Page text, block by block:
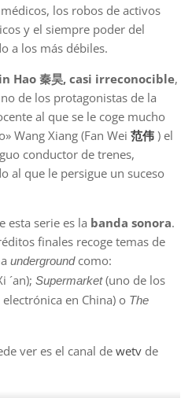
los robos de activos
y el siempre poder del
a los más débiles.
Hao 秦昊, casi irreconocible,
de los protagonistas de la
al que se le coge mucho
Wang Xiang (Fan Wei 范伟 ) el
conductor de trenes,
al que le persigue un suceso
esta serie es la banda sonora.
finales recoge temas de
undergroundcomo:
´an); Supermarket(uno de los
en China) o The
ver es el canal de wetv de